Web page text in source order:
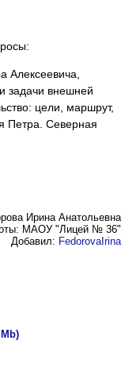
Алексеевича,
задачи внешней
цели, маршрут,
Петра. Северная
Ирина Анатольевна
МАОУ "Лицей № 36"
Добавил: FedorovaIrina